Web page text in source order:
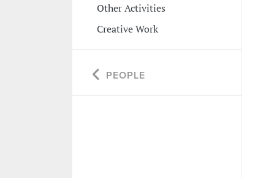
Other Activities
Creative Work
PEOPLE